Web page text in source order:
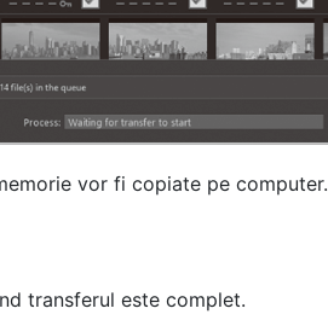
vor fi copiate pe computer.
transferul este complet.